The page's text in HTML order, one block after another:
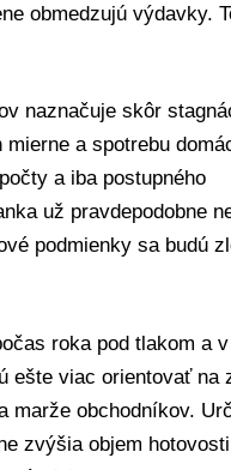
obmedzujú výdavky.
naznačuje skôr
a spotrebu
a iba postupného
už pravdepodobne
podmienky sa budú
roka pod tlakom a v
ešte viac orientovať na
marže obchodníkov.
zvýšia objem